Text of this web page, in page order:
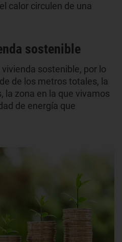
calor circulen de una
sostenible
sostenible, por lo
de los metros totales, la
la zona en la que vivamos
de energía que